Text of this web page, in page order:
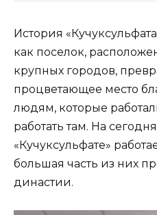
История
как поселок,
крупных городов,
процветающее место
людям, которые
работать там. На
«Кучуксульфате»
большая часть из них
династии.